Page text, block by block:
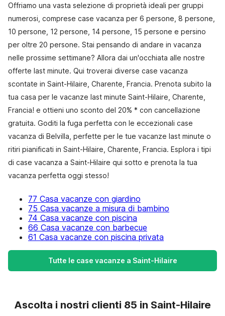
Offriamo una vasta selezione di proprietà ideali per gruppi
numerosi, comprese case vacanza per 6 persone, 8 persone,
10 persone, 12 persone, 14 persone, 15 persone e persino
per oltre 20 persone. Stai pensando di andare in vacanza
nelle prossime settimane? Allora dai un'occhiata alle nostre
offerte last minute. Qui troverai diverse case vacanza
scontate in Saint-Hilaire, Charente, Francia. Prenota subito la
tua casa per le vacanze last minute Saint-Hilaire, Charente,
Francia! e ottieni uno sconto del 20% * con cancellazione
gratuita. Goditi la fuga perfetta con le eccezionali case
vacanza di Belvilla, perfette per le tue vacanze last minute o
ritiri pianificati in Saint-Hilaire, Charente, Francia. Esplora i tipi
di case vacanza a Saint-Hilaire qui sotto e prenota la tua
vacanza perfetta oggi stesso!
77 Casa vacanze con giardino
75 Casa vacanze a misura di bambino
74 Casa vacanze con piscina
66 Casa vacanze con barbecue
61 Casa vacanze con piscina privata
Tutte le case vacanze a Saint-Hilaire
Ascolta i nostri clienti 85 in Saint-Hilaire